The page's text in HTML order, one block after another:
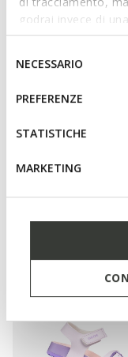
godrai invece di
base dei tuoi gusti
IMPOSTAZIONI
altri strumenti di
informazioni o
tue impostazioni,
del
consenso
NECESSARIO
PREFERENZE
STATISTICHE
MARKETING
DERNIERS PRIX D'ÉTÉ